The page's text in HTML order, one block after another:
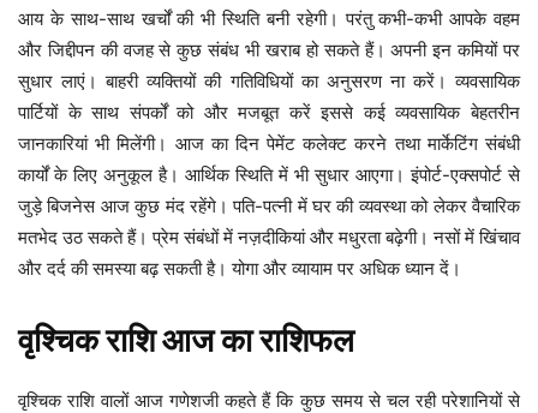
आय के साथ-साथ खर्चों की भी स्थिति बनी रहेगी। परंतु कभी-कभी आपके वहम
और जिद्दीपन की वजह से कुछ संबंध भी खराब हो सकते हैं। अपनी इन कमियों पर
सुधार लाएं। बाहरी व्यक्तियों की गतिविधियों का अनुसरण ना करें। व्यवसायिक
पार्टियों के साथ संपर्कों को और मजबूत करें इससे कई व्यवसायिक बेहतरीन
जानकारियां भी मिलेंगी। आज का दिन पेमेंट कलेक्ट करने तथा मार्केटिंग संबंधी
कार्यों के लिए अनुकूल है। आर्थिक स्थिति में भी सुधार आएगा। इंपोर्ट-एक्सपोर्ट से
जुड़े बिजनेस आज कुछ मंद रहेंगे। पति-पत्नी में घर की व्यवस्था को लेकर वैचारिक
मतभेद उठ सकते हैं। प्रेम संबंधों में नज़दीकियां और मधुरता बढ़ेगी। नसों में खिंचाव
और दर्द की समस्या बढ़ सकती है। योगा और व्यायाम पर अधिक ध्यान दें।
वृश्चिकराशिआजकाराशिफल
वृश्चिक राशि वालों आज गणेशजी कहते हैं कि कुछ समय से चल रही परेशानियों से